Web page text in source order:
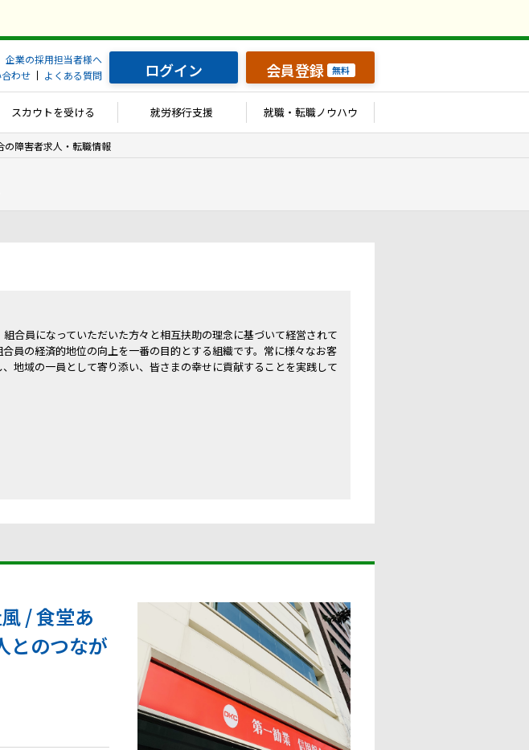
企業の採用担当者様へ
わせ
よくある質問 ログイン 会員登録 無料
スカウトを受ける 就労移行支援 就職・転職ノウハウ
の障害者求人・転職情報
合員になっていただいた方々と相互扶助の理念に基づいて経営されて
員の経済的地位の向上を一番の目的とする組織です。常に様々なお客
地域の一員として寄り添い、皆さまの幸せに貢献することを実践して
/ 食堂あ
とのつなが